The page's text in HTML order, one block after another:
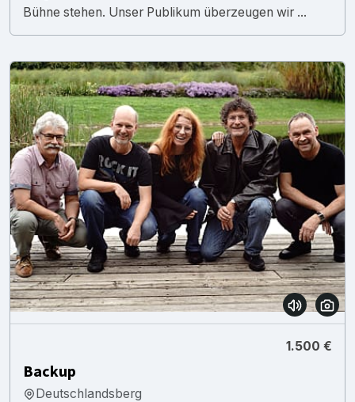
Bühne stehen. Unser Publikum überzeugen wir ...
1.500 €
Backup
Deutschlandsberg